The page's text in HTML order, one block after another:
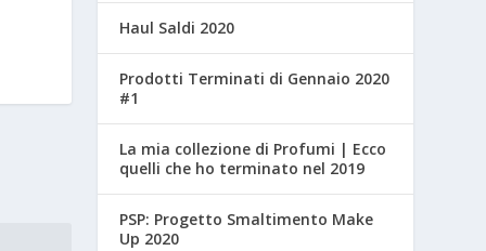
Haul Saldi 2020
Prodotti Terminati di Gennaio 2020
#1
La mia collezione di Profumi | Ecco
quelli che ho terminato nel 2019
PSP: Progetto Smaltimento Make
Up 2020